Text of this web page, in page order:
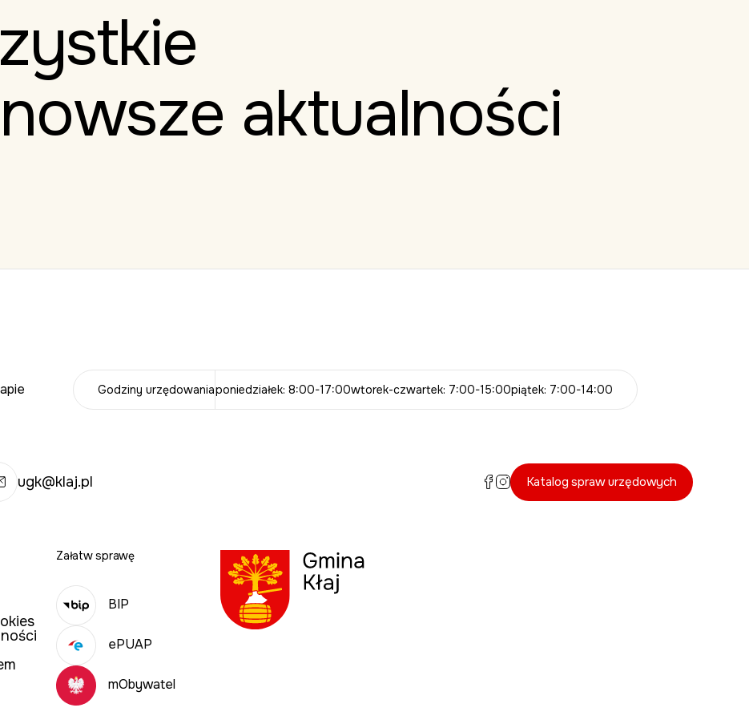
aktualności
Godziny urzędowaniaponiedziałek: 8:00-17:00wtorek-czwartek: 7:00-15:00piątek: 7:00-14:00
ugk@klaj.pl Katalog spraw urzędowych
Załatw sprawę
BIP
ePUAP
mObywatel